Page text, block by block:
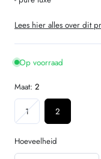
Lees hier alles over dit
Op voorraad
Maat: 2
1Variant
uitverkocht
of
niet
2
Hoeveelheid